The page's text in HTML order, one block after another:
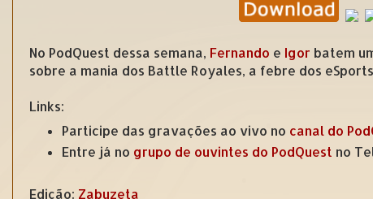
No PodQuest dessa semana, Fernando e Igor batem
sobre a mania dos Battle Royales, a febre dos
Links:
Participe das gravações ao vivo no canal do
Entre já no grupo de ouvintes do PodQuest no
Edição: Zabuzeta